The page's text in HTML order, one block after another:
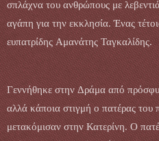
σπλάχνα του ανθρώπους με
αγάπη για την εκκλησία. Ένας
ευπατρίδης Αμανάτης Ταγκαλίδης.
Γεννήθηκε στην Δράμα από
αλλά κάποια στιγμή ο πατέρας του
μετακόμισαν στην Κατερίνη. Ο